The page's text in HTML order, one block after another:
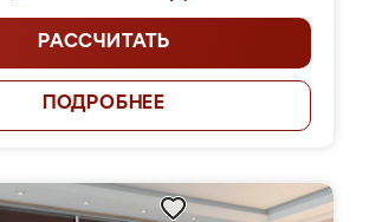
РАССЧИТАТЬ
ПОДРОБНЕЕ